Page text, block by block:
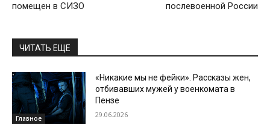
помещен в СИЗО
послевоенной России
ЧИТАТЬ ЕЩЕ
Главное
«Никакие мы не фейки». Рассказы жен,
отбивавших мужей у военкомата в
Пензе
29.06.2026